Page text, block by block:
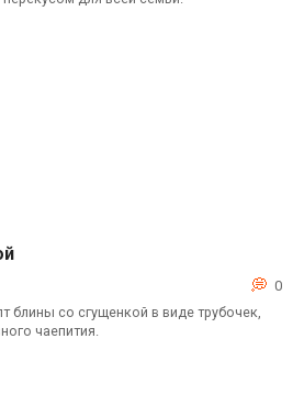
0
блины со сгущенкой в виде трубочек,
чаепития.